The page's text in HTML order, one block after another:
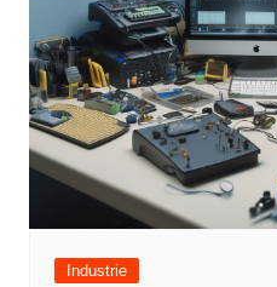
Industrie